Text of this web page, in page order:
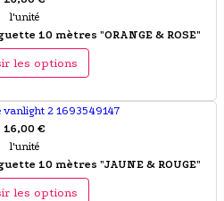
l'unité
10 mètres "ORANGE & ROSE"
les options
16,00 €
l'unité
10 mètres "JAUNE & ROUGE"
les options